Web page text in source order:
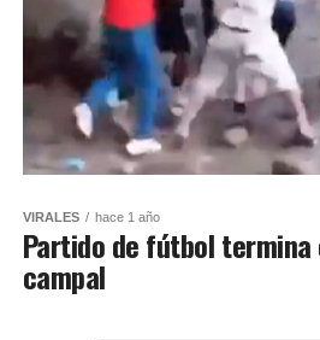
VIRALES hace 1 año
Partido de fútbol termina
campal